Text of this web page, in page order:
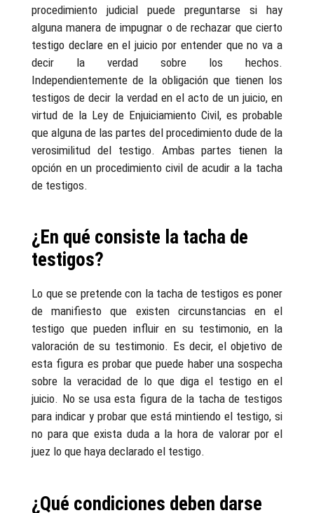
procedimiento judicial puede preguntarse si hay
alguna manera de impugnar o de rechazar que cierto
testigo declare en el juicio por entender que no va a
decir la verdad sobre los hechos.
Independientemente de la obligación que tienen los
testigos de decir la verdad en el acto de un juicio, en
virtud de la Ley de Enjuiciamiento Civil, es probable
que alguna de las partes del procedimiento dude de la
verosimilitud del testigo. Ambas partes tienen la
opción en un procedimiento civil de acudir a la tacha
de testigos.
¿En qué consiste la tacha de
testigos?
Lo que se pretende con la tacha de testigos es poner
de manifiesto que existen circunstancias en el
testigo que pueden influir en su testimonio, en la
valoración de su testimonio. Es decir, el objetivo de
esta figura es probar que puede haber una sospecha
sobre la veracidad de lo que diga el testigo en el
juicio. No se usa esta figura de la tacha de testigos
para indicar y probar que está mintiendo el testigo, si
no para que exista duda a la hora de valorar por el
juez lo que haya declarado el testigo.
¿Qué condiciones deben darse